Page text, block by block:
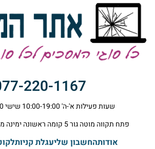
220-1167
שעות פעילות א'-ה' 10:00-19:00 שישי 10:00-14:00
פתח תקווה מוטה גור 5 קומה ראשונה ימינה מהמעלית עד הסוף
אודותהחשבון שליעגלת קניות